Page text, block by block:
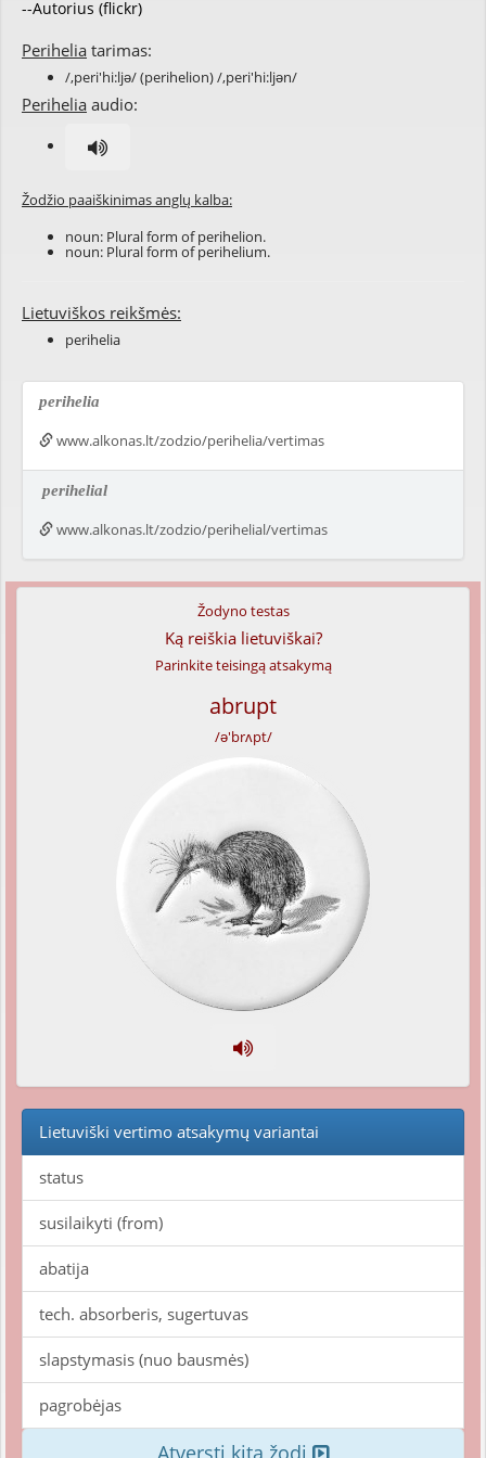
--Autorius (flickr)
Perihelia tarimas:
/,peri'hi:ljə/ (perihelion) /,peri'hi:ljən/
Perihelia audio:
Žodžio paaiškinimas anglų kalba:
noun: Plural form ofperihelion.
noun: Plural form ofperihelium.
Lietuviškos reikšmės:
perihelia
perihelia
www.alkonas.lt/zodzio/perihelia/vertimas
perihelial
www.alkonas.lt/zodzio/perihelial/vertimas
Žodyno testas
Ką reiškia lietuviškai?
Parinkite teisingą atsakymą
abrupt
/ə'brʌpt/
Lietuviški vertimo atsakymų variantai
status
susilaikyti (from)
abatija
tech. absorberis, sugertuvas
slapstymasis (nuo bausmės)
pagrobėjas
Atversti kitą žodį